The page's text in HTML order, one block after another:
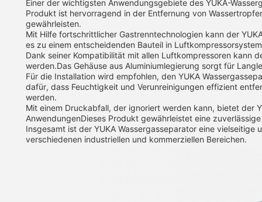
Einer der wichtigsten Anwendungsgebiete des YUKA-
Produkt ist hervorragend in der Entfernung von
gewährleisten.
Mit Hilfe fortschrittlicher Gastrenntechnologien kann der
es zu einem entscheidenden Bauteil in
Dank seiner Kompatibilität mit allen Luftkompressoren kann
werden.Das Gehäuse aus Aluminiumlegierung sorgt für
Für die Installation wird empfohlen, den YUKA
dafür, dass Feuchtigkeit und Verunreinigungen effizient
werden.
Mit einem Druckabfall, der ignoriert werden kann, bietet der
AnwendungenDieses Produkt gewährleistet eine
Insgesamt ist der YUKA Wassergasseparator eine
verschiedenen industriellen und kommerziellen Bereichen.